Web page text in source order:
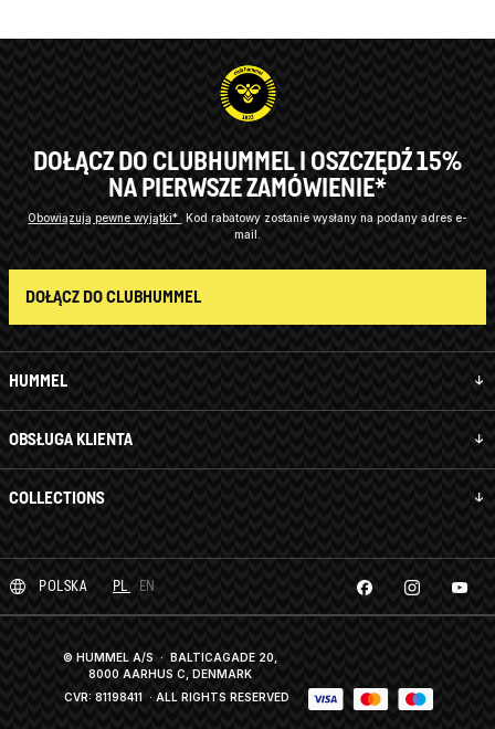
HUMMEL
OBSŁUGA KLIENTA
COLLECTIONS
DOŁĄCZ DO CLUBHUMMEL I OSZCZĘDŹ 15%
NA PIERWSZE ZAMÓWIENIE*
Obowiązują pewne wyjątki*
Kod rabatowy zostanie wysłany na podany adres e-
mail.
DOŁĄCZ DO CLUBHUMMEL
POLSKA PL EN
© HUMMEL A/S · BALTICAGADE 20,
8000 AARHUS C, DENMARK
CVR: 81198411 · ALL RIGHTS RESERVED